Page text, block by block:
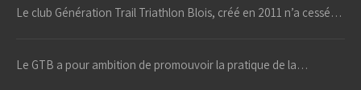
Le club Génération Trail Triathlon Blois, créé en 2011 n’a cessé…
Le GTB a pour ambition de promouvoir la pratique de la…